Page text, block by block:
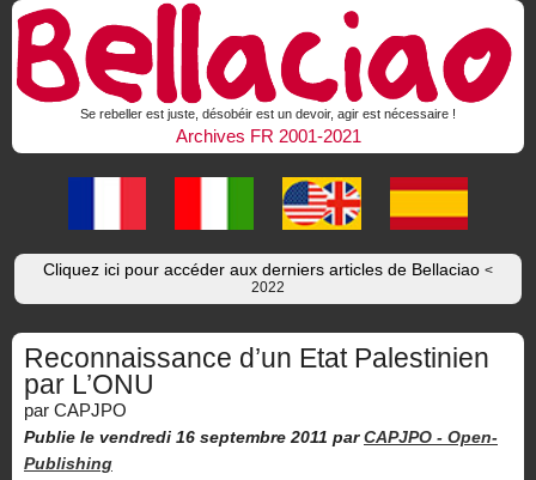
Se rebeller est juste, désobéir est un devoir, agir est nécessaire !
Archives FR 2001-2021
Cliquez ici pour accéder aux derniers articles de Bellaciao <
2022
Reconnaissance d’un Etat Palestinien
par L’ONU
par CAPJPO
Publie le vendredi 16 septembre 2011 par CAPJPO - Open-
Publishing